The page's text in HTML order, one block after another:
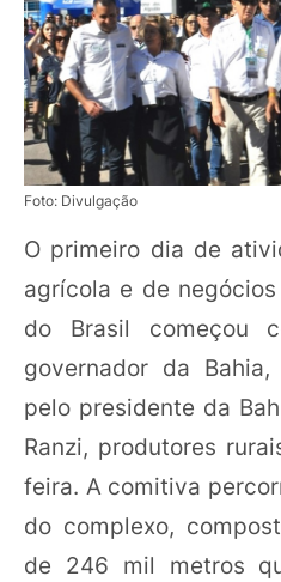
Foto: Divulgação
O primeiro dia de
agrícola e de
do Brasil começou
governador da Bahia,
pelo presidente da
Ranzi, produtores
feira. A comitiva
do complexo,
de 246 mil metros